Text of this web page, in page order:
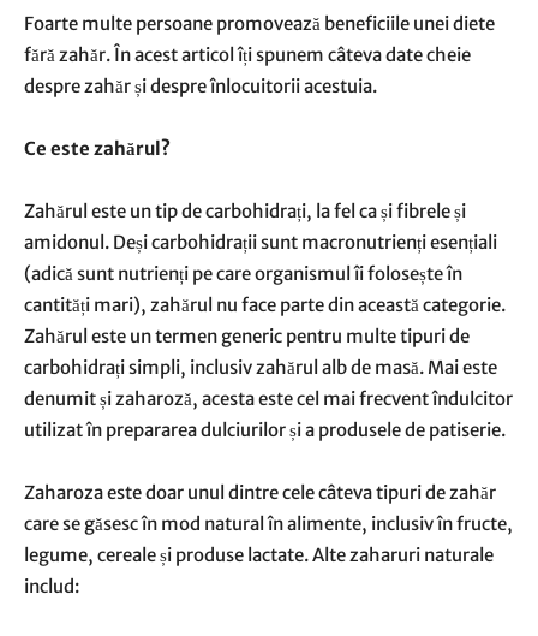
Foarte multe persoane promovează beneficiile unei diete
fără zahăr. În acest articol îți spunem câteva date cheie
despre zahăr și despre înlocuitorii acestuia.
Ce este zahărul?
Zahărul este un tip de carbohidrați, la fel ca și fibrele și
amidonul. Deși carbohidrații sunt macronutrienți esențiali
(adică sunt nutrienți pe care organismul îi folosește în
cantități mari), zahărul nu face parte din această categorie.
Zahărul este un termen generic pentru multe tipuri de
carbohidrați simpli, inclusiv zahărul alb de masă. Mai este
denumit și zaharoză, acesta este cel mai frecvent îndulcitor
utilizat în prepararea dulciurilor și a produsele de patiserie.
Zaharoza este doar unul dintre cele câteva tipuri de zahăr
care se găsesc în mod natural în alimente, inclusiv în fructe,
legume, cereale și produse lactate. Alte zaharuri naturale
includ: